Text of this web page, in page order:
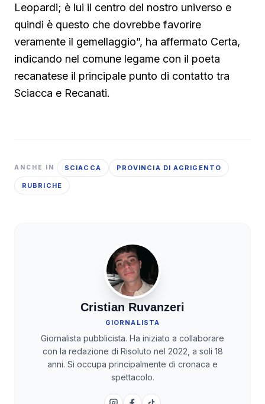
Leopardi; è lui il centro del nostro universo e
quindi è questo che dovrebbe favorire
veramente il gemellaggio”, ha affermato Certa,
indicando nel comune legame con il poeta
recanatese il principale punto di contatto tra
Sciacca e Recanati.
ANCHE IN SCIACCA PROVINCIA DI AGRIGENTO
RUBRICHE
Cristian Ruvanzeri
GIORNALISTA
Giornalista pubblicista. Ha iniziato a collaborare
con la redazione di Risoluto nel 2022, a soli 18
anni. Si occupa principalmente di cronaca e
spettacolo.